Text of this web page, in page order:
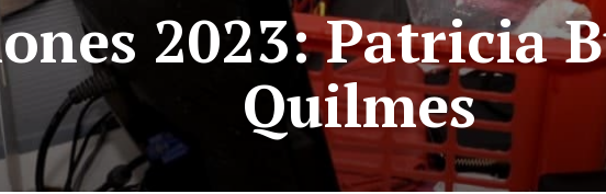
2023: Patricia
Quilmes